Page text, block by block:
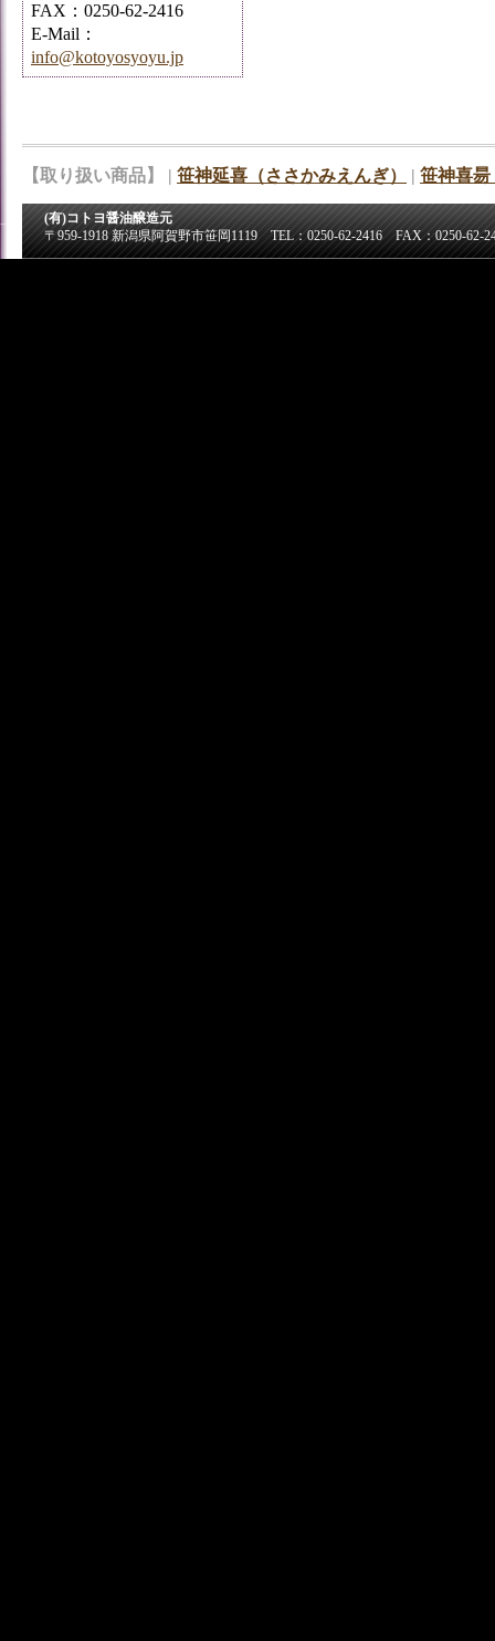
FAX：0250-62-2416
E-Mail：
info@kotoyosyoyu.jp
【取り扱い商品】 | 笹神延喜（ささかみえんぎ） | 笹神喜昜
(有)コトヨ醤油醸造元
〒959-1918 新潟県阿賀野市笹岡1119 TEL：0250-62-2416 FAX：0250-62-